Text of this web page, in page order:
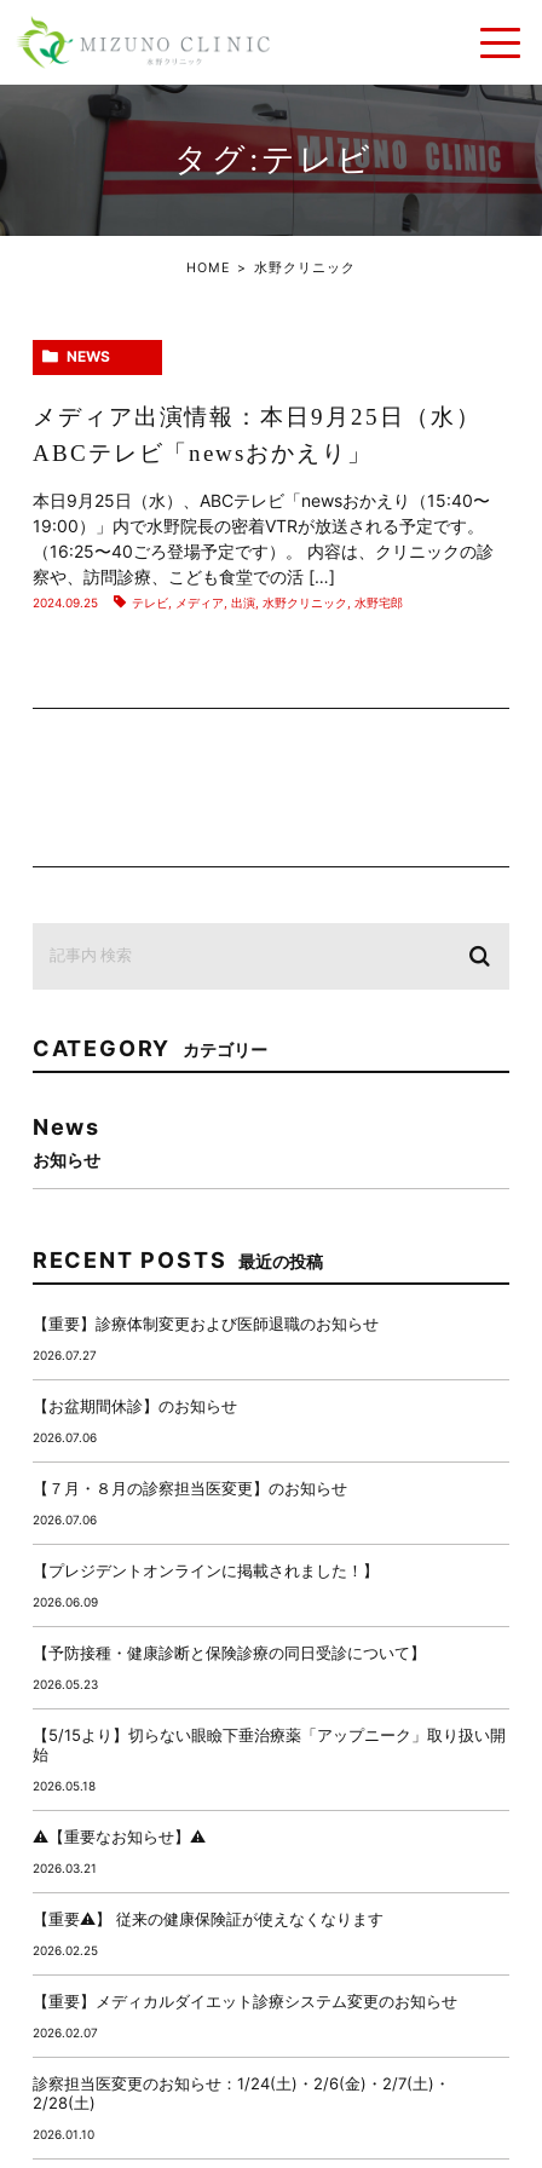
タグ:テレビ
HOME 水野クリニック
NEWS
メディア出演情報：本日9月25日（水）
ABCテレビ「newsおかえり」
本日9月25日（水）、ABCテレビ「newsおかえり（15:40〜
19:00）」内で水野院長の密着VTRが放送される予定です。
（16:25〜40ごろ登場予定です）。 内容は、クリニックの診
察や、訪問診療、こども食堂での活 […]
2024.09.25 テレビ, メディア 出演, 水野クリニック 水野宅郎
CATEGORY カテゴリー
News
お知らせ
RECENT POSTS 最近の投稿
【重要】診療体制変更および医師退職のお知らせ
2026.07.27
【お盆期間休診】のお知らせ
2026.07.06
【７月・８月の診察担当医変更】のお知らせ
2026.07.06
【プレジデントオンラインに掲載されました！】
2026.06.09
【予防接種・健康診断と保険診療の同日受診について】
2026.05.23
【5/15より】切らない眼瞼下垂治療薬「アップニーク」取り扱い開
始
2026.05.18
⚠️【重要なお知らせ】⚠️
2026.03.21
【重要⚠️】 従来の健康保険証が使えなくなります
2026.02.25
【重要】メディカルダイエット診療システム変更のお知らせ
2026.02.07
診察担当医変更のお知らせ：1/24(土)・2/6(金)・2/7(土)・
2/28(土)
2026.01.10